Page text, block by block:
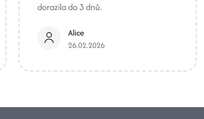
dorazila do 3 dnů.
Alice
26.02.2026